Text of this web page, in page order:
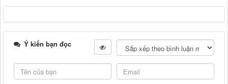
Ý kiến bạn đọc